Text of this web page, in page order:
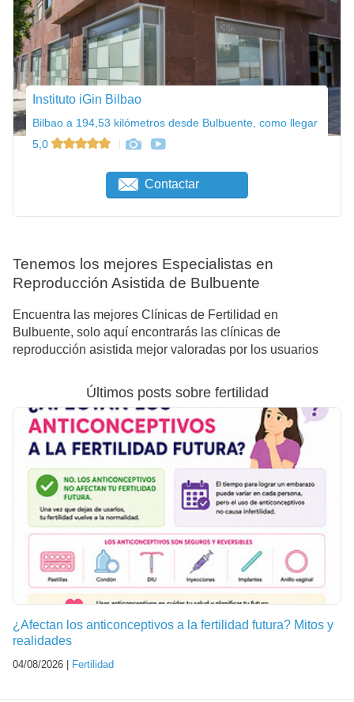
Instituto iGin Bilbao
Bilbao a 194,53 kilómetros desde Bulbuente, como llegar
5,0
Contactar
Tenemos los mejores Especialistas en
Reproducción Asistida de Bulbuente
Encuentra las mejores Clínicas de Fertilidad en
Bulbuente, solo aquí encontrarás las clínicas de
reproducción asistida mejor valoradas por los usuarios
Últimos posts sobre fertilidad
¿Afectan los anticonceptivos a la fertilidad futura? Mitos y
realidades
04/08/2026 | Fertilidad